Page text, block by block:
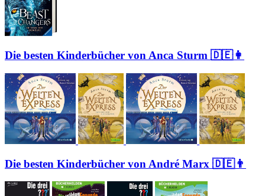
Die besten Kinderbücher von Anca Sturm 🇩🇪👩
Die besten Kinderbücher von André Marx 🇩🇪👨